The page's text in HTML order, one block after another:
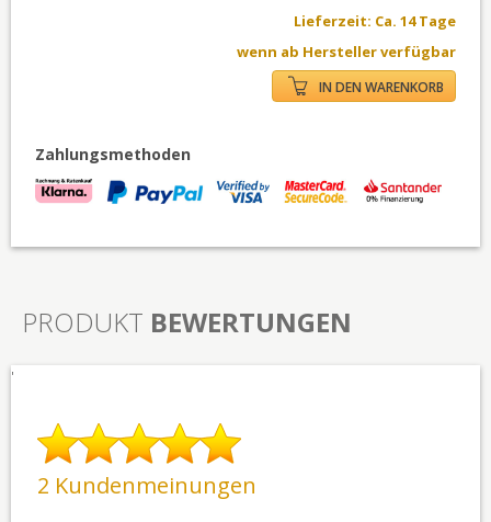
Lieferzeit: Ca. 14 Tage
wenn ab Hersteller verfügbar
IN DEN WARENKORB
Zahlungsmethoden
PRODUKT BEWERTUNGEN
'
2 Kundenmeinungen